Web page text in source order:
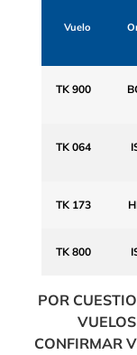
Vuelo
TK 900
TK 064
TK 173
TK 800
POR
CONFIRMAR